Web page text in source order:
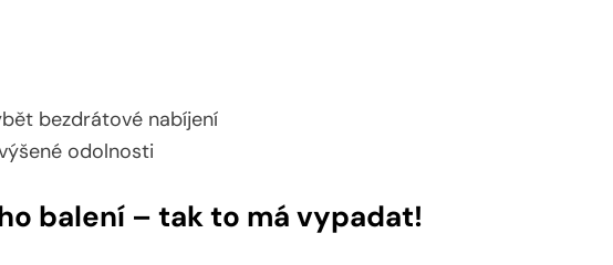
bezdrátové nabíjení
odolnosti
balení – tak to má vypadat!